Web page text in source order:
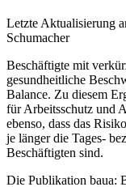
Letzte Aktualisierung
Schumacher
Beschäftigte mit
gesundheitliche
Balance. Zu diesem
für Arbeitsschutz und
ebenso, dass das
je länger die Tages-
Beschäftigten sind.
Die Publikation baua: